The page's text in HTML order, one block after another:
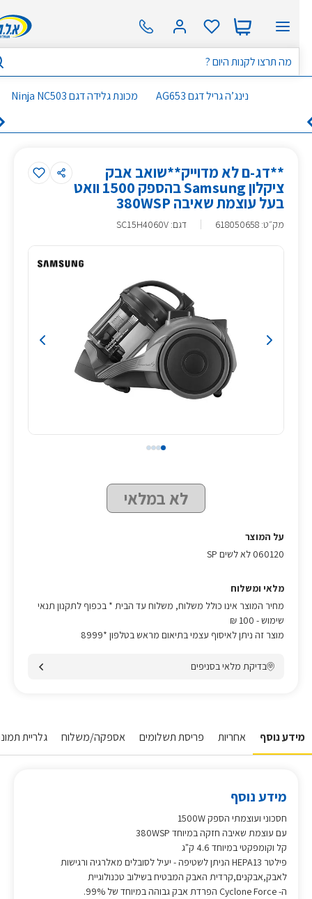
נינג’ה גריל דגם AG653 מכונת גלידה דגם Ninja NC503
**דג-ם לא מדוייק**שואב אבק
ציקלון Samsung בהספק 1500 וואט
בעל עוצמת שאיבה 380WSP
מק״ט:
618050658 דגם: SC15H4060V
לא במלאי
על המוצר
060120 לא לשים SP
מלאי ומשלוח
מחיר המוצר אינו כולל משלוח, משלוח עד הבית * בכפוף לתקנון תנאי
שימוש- 100 ₪
מוצר זה ניתן לאיסוף עצמי בתיאום מראש בטלפון *8999
בדיקת מלאי בסניפים
מידע נוסף אחריות פריסת תשלומים אספקה/משלוח גלריית
מידע נוסף
חסכוני ועוצמתי הספק 1500W
עם עוצמת שאיבה חזקה במיוחד 380WSP
קל וקומפקטי במיוחד 4.6 ק"ג
פילטר HEPA13 הניתן לשטיפה - יעיל לסובלים מאלרגיה ורגישות
לאבק,אבקנים,קרדית האבק המבטיח בשילוב טכנולוגיית
ה- Cyclone Force הפרדת אבק גבוהה במיוחד של 99%.